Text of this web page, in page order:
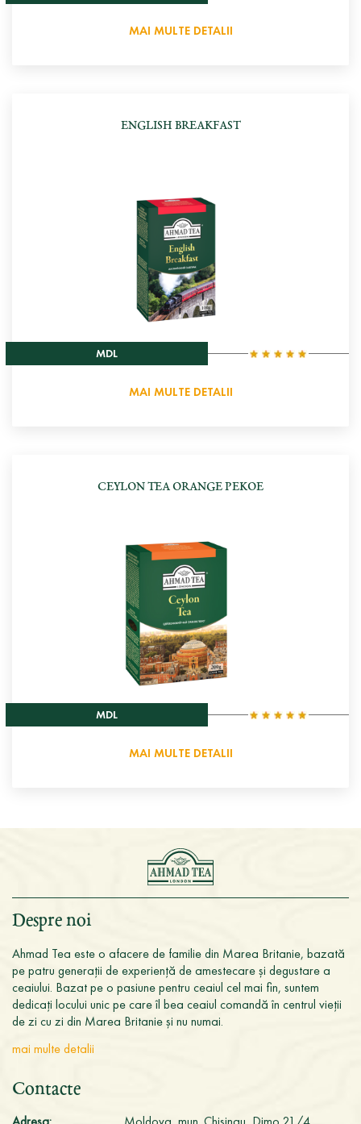
MAI MULTE DETALII
ENGLISH BREAKFAST
MDL
MAI MULTE DETALII
CEYLON TEA ORANGE PEKOE
MDL
MAI MULTE DETALII
Despre noi
Ahmad Tea este o afacere de familie din Marea Britanie, bazată
pe patru generații de experiență de amestecare și degustare a
ceaiului. Bazat pe o pasiune pentru ceaiul cel mai fin, suntem
dedicați locului unic pe care îl bea ceaiul comandă în centrul vieții
de zi cu zi din Marea Britanie și nu numai.
mai multe detalii
Contacte